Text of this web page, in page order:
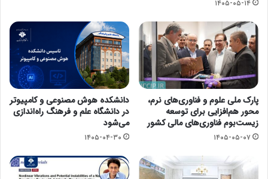
۱۴۰۵-۰۵-۱۴
پارک ملی علوم و فناوری‌های نرم،
محور هم‌افزایی برای توسعه
زیست‌بوم فناوری‌های مالی کشور
۱۴۰۵-۰۵-۰۷
دانشکده هوش مصنوعی و کامپیوتر
در دانشگاه علم و فرهنگ راه‌اندازی
می‌شود
۱۴۰۵-۰۴-۳۰